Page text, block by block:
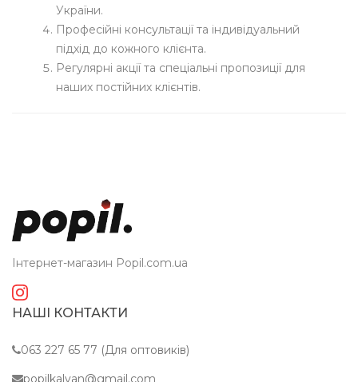
України.
Професійні консультації та індивідуальний
підхід до кожного клієнта.
Регулярні акції та спеціальні пропозиції для
наших постійних клієнтів.
Інтернет-магазин Popil.com.ua
НАШІ КОНТАКТИ
063 227 65 77 (Для оптовиків)
popilkalyan@gmail.com